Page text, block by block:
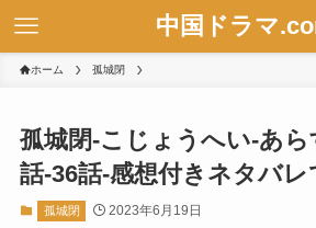
中国ドラマ
ホーム 孤城閉
孤城閉-こじょうへい-あら
話-36話-感想付きネタバレ
孤城閉 2023年6月19日